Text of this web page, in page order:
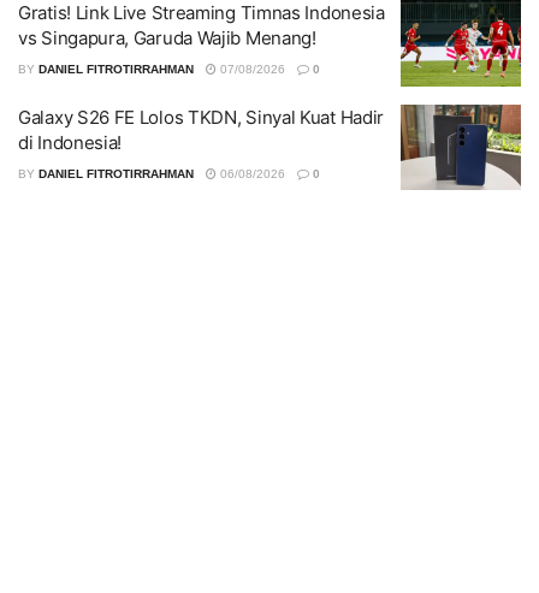
Gratis! Link Live Streaming Timnas Indonesia
vs Singapura, Garuda Wajib Menang!
BY DANIEL FITROTIRRAHMAN 07/08/2026 0
Galaxy S26 FE Lolos TKDN, Sinyal Kuat Hadir
di Indonesia!
BY DANIEL FITROTIRRAHMAN 06/08/2026 0